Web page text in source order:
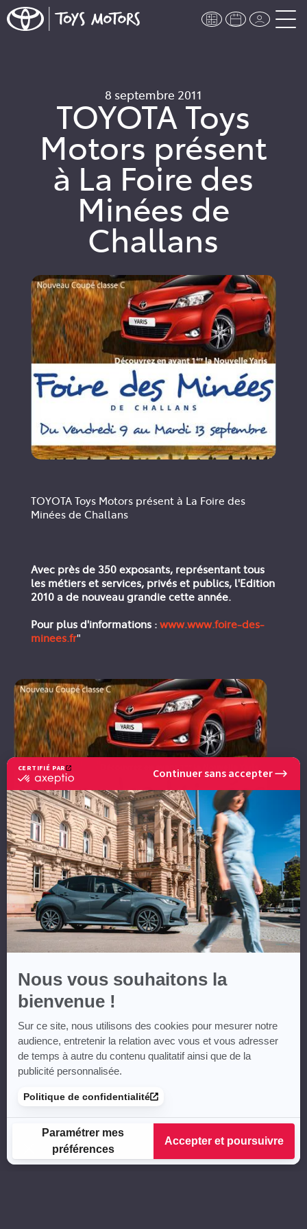
CERTIFIÉ PAR
certifié
Axeptio
-
En
savoir
plus
sur
Axeptio
Continuer sans accepter
Nous vous souhaitons la
bienvenue !
Sur ce site, nous utilisons des cookies pour mesurer notre
audience, entretenir la relation avec vous et vous adresser
de temps à autre du contenu qualitatif ainsi que de la
publicité personnalisée.
Politique de confidentialité
Paramétrer mes
préférences
Accepter et poursuivre
8 septembre 2011
TOYOTA Toys
Motors présent
à La Foire des
Minées de
Challans
TOYOTA Toys Motors présent à La Foire des
Minées de Challans
Avec près de 350 exposants, représentant tous
les métiers et services, privés et publics, l'Edition
2010 a de nouveau grandie cette année.
Pour plus d'informations : www.www.foire-des-
minees.fr"